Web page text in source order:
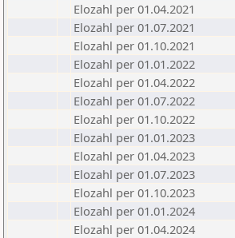
Elozahl per 01.04.2021
Elozahl per 01.07.2021
Elozahl per 01.10.2021
Elozahl per 01.01.2022
Elozahl per 01.04.2022
Elozahl per 01.07.2022
Elozahl per 01.10.2022
Elozahl per 01.01.2023
Elozahl per 01.04.2023
Elozahl per 01.07.2023
Elozahl per 01.10.2023
Elozahl per 01.01.2024
Elozahl per 01.04.2024